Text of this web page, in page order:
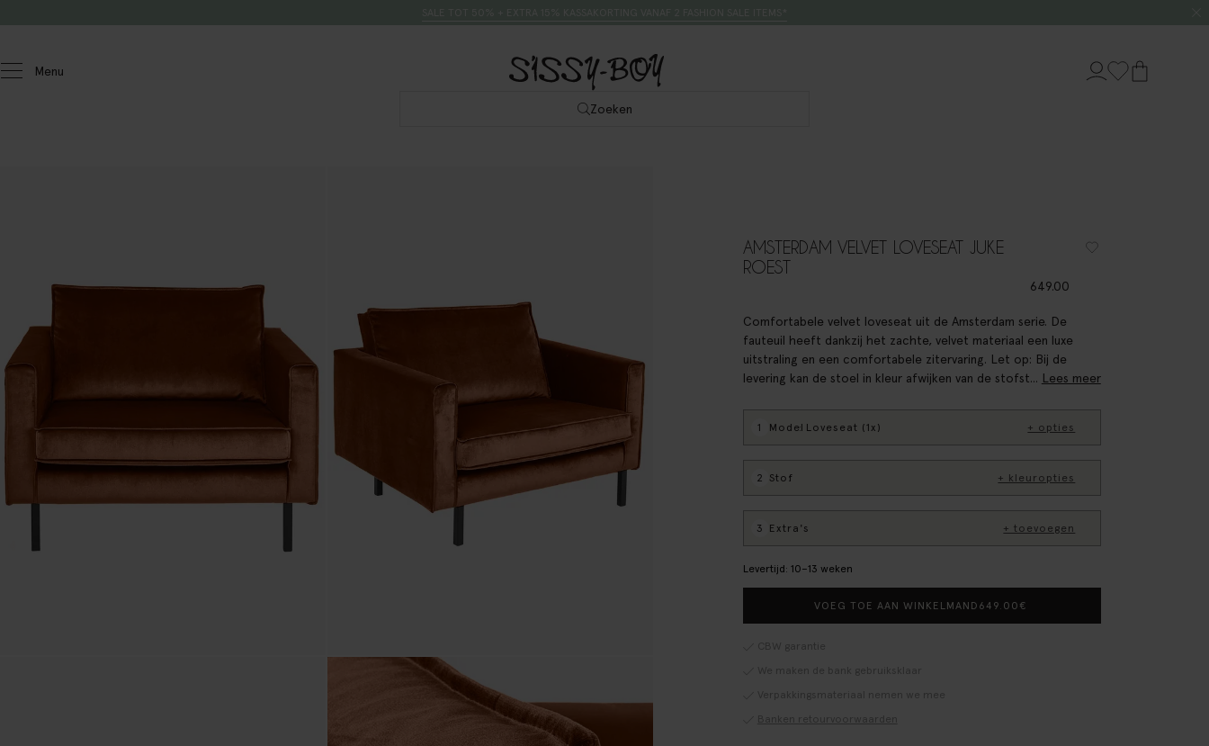
Menu
Zoeken
AMSTERDAM VELVET LOVESEAT JUKE
ROEST
649.00
Comfortabele velvet loveseat uit de Amsterdam serie. De
fauteuil heeft dankzij het zachte, velvet materiaal een luxe
uitstraling en een comfortabele zitervaring. Let op: Bij de
levering kan de stoel in kleur afwijken van de stofst... Lees meer
1 Model
: Loveseat (1x) + opties
2 Stof
: + kleuropties
3 Extra's + toevoegen
Levertijd: 10–13 weken
VOEG TOE AAN WINKELMAND 649.00 €
CBW garantie
We maken de bank gebruiksklaar
Verpakkingsmateriaal nemen we mee
Banken retourvoorwaarden